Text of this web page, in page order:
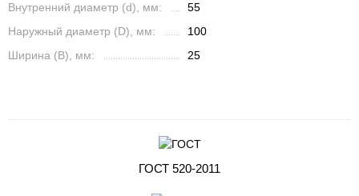
Внутренний диаметр (d), мм:
55
Наружный диаметр (D), мм:
100
Ширина (B), мм:
25
ГОСТ 520-2011